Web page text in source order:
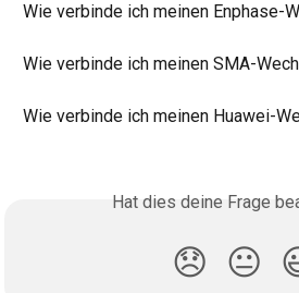
Wie verbinde ich meinen Enphase-
Wie verbinde ich meinen SMA-
Wie verbinde ich meinen Huawei-
Hat dies deine Frage
😞 😐